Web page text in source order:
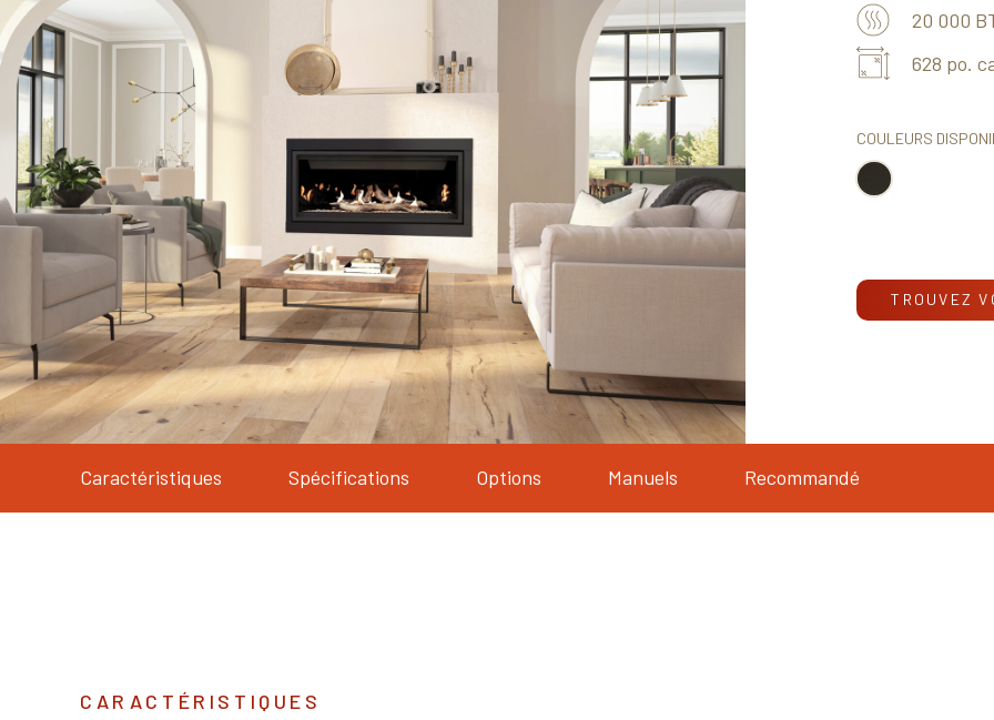
20 000
628 po.
COULEURS
TROUVEZ
Caractéristiques Spécifications Options Manuels Recommandé
CARACTÉRISTIQUES